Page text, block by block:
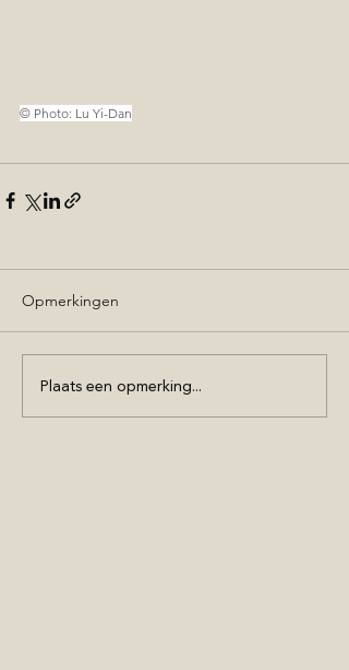
© Photo: Lu Yi-Dan
Opmerkingen
Plaats een opmerking...